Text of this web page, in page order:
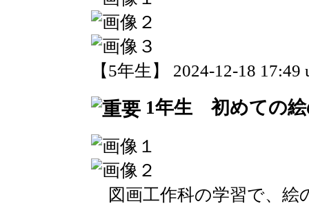
【5年生】 2024-12-18 17:49
1年生 初めての絵
図画工作科の学習で、絵